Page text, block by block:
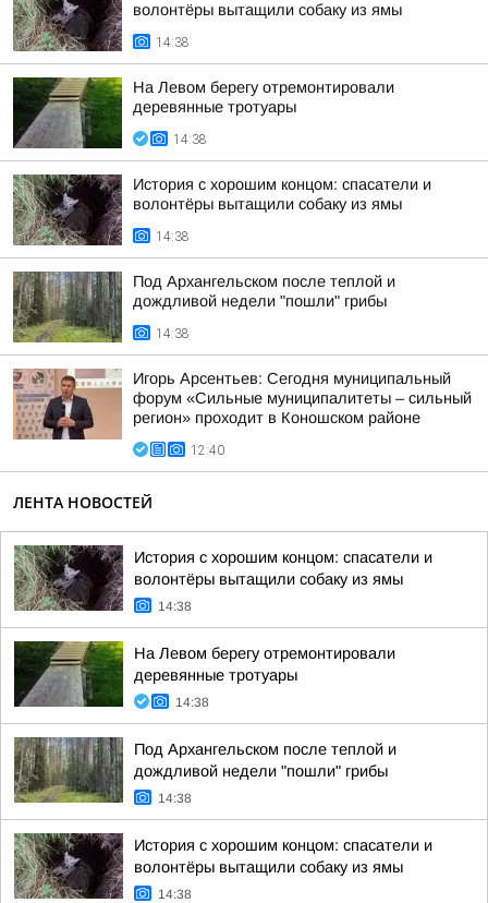
волонтёры вытащили собаку из ямы
14:38
На Левом берегу отремонтировали
деревянные тротуары
14:38
История с хорошим концом: спасатели и
волонтёры вытащили собаку из ямы
14:38
Под Архангельском после теплой и
дождливой недели "пошли" грибы
14:38
Игорь Арсентьев: Сегодня муниципальный
форум «Сильные муниципалитеты – сильный
регион» проходит в Коношском районе
12:40
ЛЕНТА НОВОСТЕЙ
История с хорошим концом: спасатели и
волонтёры вытащили собаку из ямы
14:38
На Левом берегу отремонтировали
деревянные тротуары
14:38
Под Архангельском после теплой и
дождливой недели "пошли" грибы
14:38
История с хорошим концом: спасатели и
волонтёры вытащили собаку из ямы
14:38